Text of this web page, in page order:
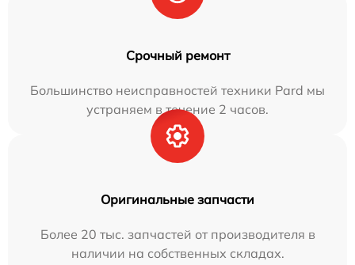
Срочный ремонт
Большинство неисправностей техники Pard мы
устраняем в течение 2 часов.
Оригинальные запчасти
Более 20 тыс. запчастей от производителя в
наличии на собственных складах.